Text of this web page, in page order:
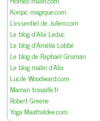
Konjac magique.com
L'essentiel de Julien.com
Le blog d'Alix Leduc
Le blog d'Amélia Lobbé
Le blog de Raphaël Gruman
Le blog malin d'Alix
Lucile Woodward.com
Maman travaille.fr
Robert Greene
Yoga Maathiildee.com